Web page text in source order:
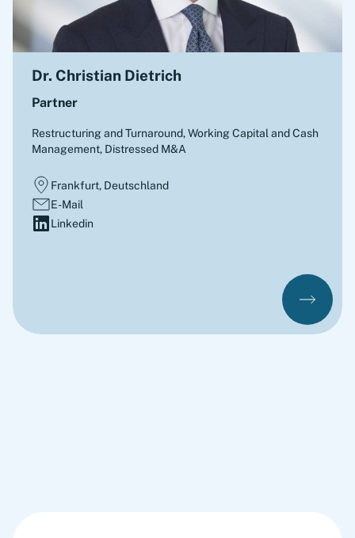
Dr. Christian Dietrich
Partner
Restructuring and Turnaround, Working Capital and Cash
Management, Distressed M&A
Frankfurt, Deutschland
E-Mail
Linkedin